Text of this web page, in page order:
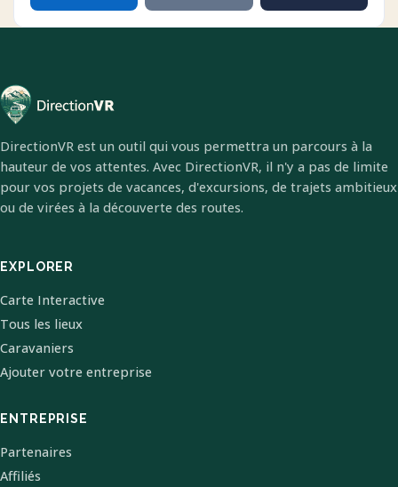
DirectionVR est un outil qui vous permettra un parcours à la
hauteur de vos attentes. Avec DirectionVR, il n'y a pas de limite
pour vos projets de vacances, d'excursions, de trajets ambitieux
ou de virées à la découverte des routes.
EXPLORER
Carte Interactive
Tous les lieux
Caravaniers
Ajouter votre entreprise
ENTREPRISE
Partenaires
Affiliés